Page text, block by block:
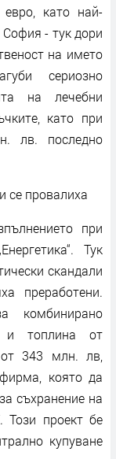
като най-
София - тук дори
на името
сериозно
на лечебни
като при
лв. последно
се провалиха
при
Тук
скандали
преработени.
комбинирано
и топлина от
343 млн. лв,
която да
съхранение на
Този проект бе
купуване